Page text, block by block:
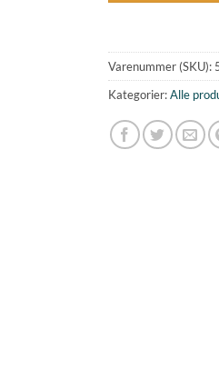
Varenummer (SKU):
Kategorier:Alle